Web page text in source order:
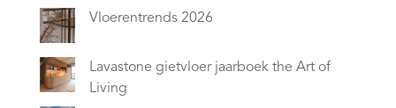
Vloerentrends 2026
Lavastone gietvloer jaarboek the Art of
Living